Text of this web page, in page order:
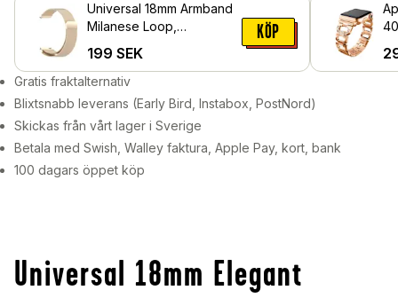
Universal 18mm Armband
Milanese Loop,
199 SEK
KÖP
Gratis fraktalternativ
Blixtsnabb leverans (Early Bird, Instabox, PostNord)
Skickas från vårt lager i Sverige
Betala med Swish, Walley faktura, Apple Pay, kort, bank
100 dagars öppet köp
Universal 18mm Elegant